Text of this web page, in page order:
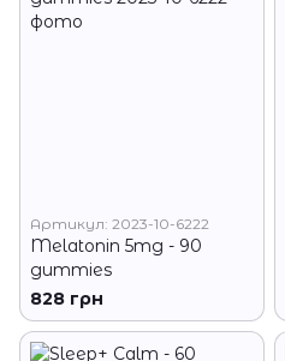
Артикул: 2023-10-6222
Melatonin 5mg - 90
gummies
828 грн